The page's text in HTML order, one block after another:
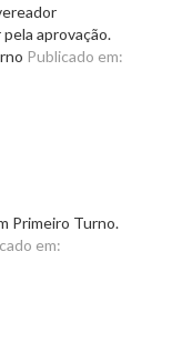
aprovação.
Publicado em:
Primeiro Turno.
em: